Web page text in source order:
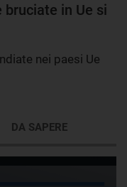
in Ue si
nei paesi Ue
DA SAPERE